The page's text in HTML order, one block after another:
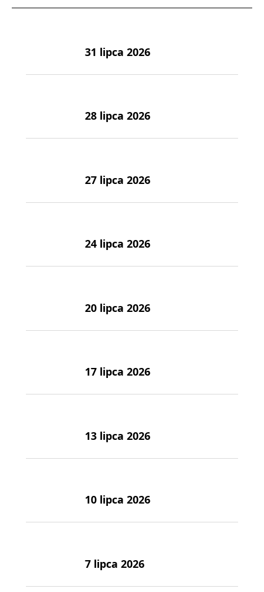
31 lipca 2026
28 lipca 2026
27 lipca 2026
24 lipca 2026
20 lipca 2026
17 lipca 2026
13 lipca 2026
10 lipca 2026
7 lipca 2026